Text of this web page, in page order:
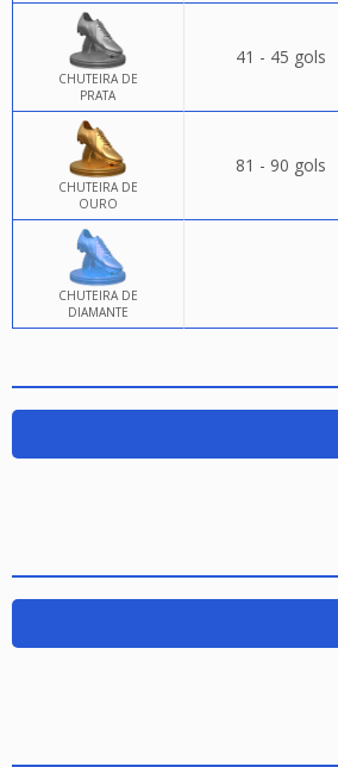
CHUTEIRA DE
PRATA
41 - 45 gols
CHUTEIRA DE
OURO
81 - 90 gols
CHUTEIRA DE
DIAMANTE